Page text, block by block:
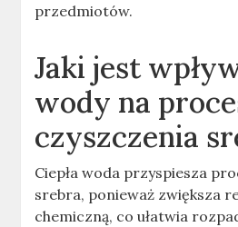
przedmiotów.
Jaki jest
wody na
czyszczenia
Ciepła woda przyspiesza
srebra, ponieważ zwiększa
chemiczną, co ułatwia